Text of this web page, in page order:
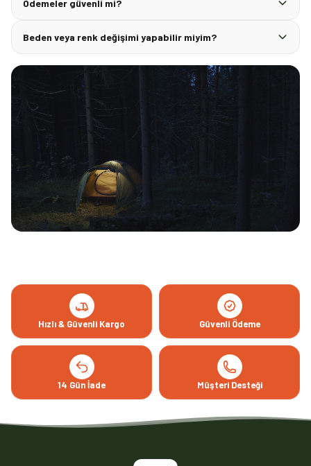
Ödemeler güvenli mi?
Beden veya renk değişimi yapabilir miyim?
Hızlı & Güvenli Kargo Güvenli Ödeme
14 Gün İade Müşteri Desteği